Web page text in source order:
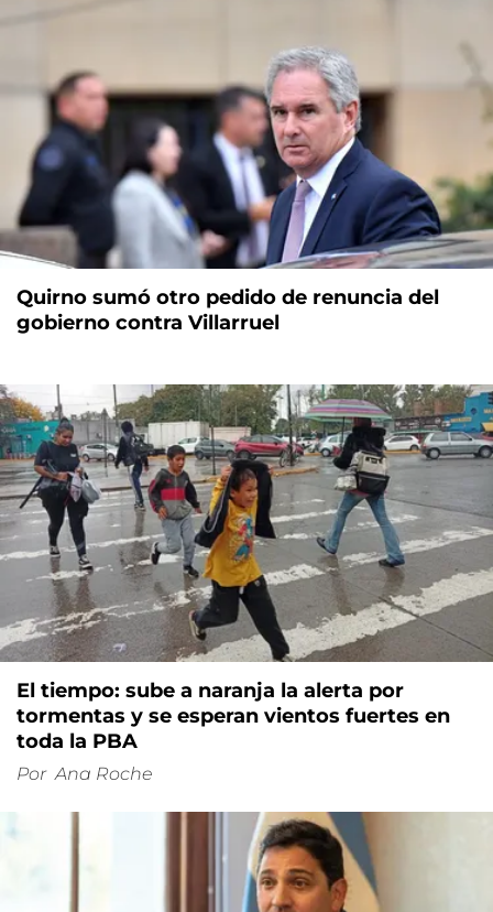
Quirno sumó otro pedido de renuncia del
gobierno contra Villarruel
El tiempo: sube a naranja la alerta por
tormentas y se esperan vientos fuertes en
toda la PBA
Por Ana Roche